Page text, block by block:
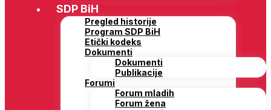
SDP BiH
Pregled historije
Program SDP BiH
Etički kodeks
Dokumenti
Dokumenti
Publikacije
Forumi
Forum mladih
Forum žena